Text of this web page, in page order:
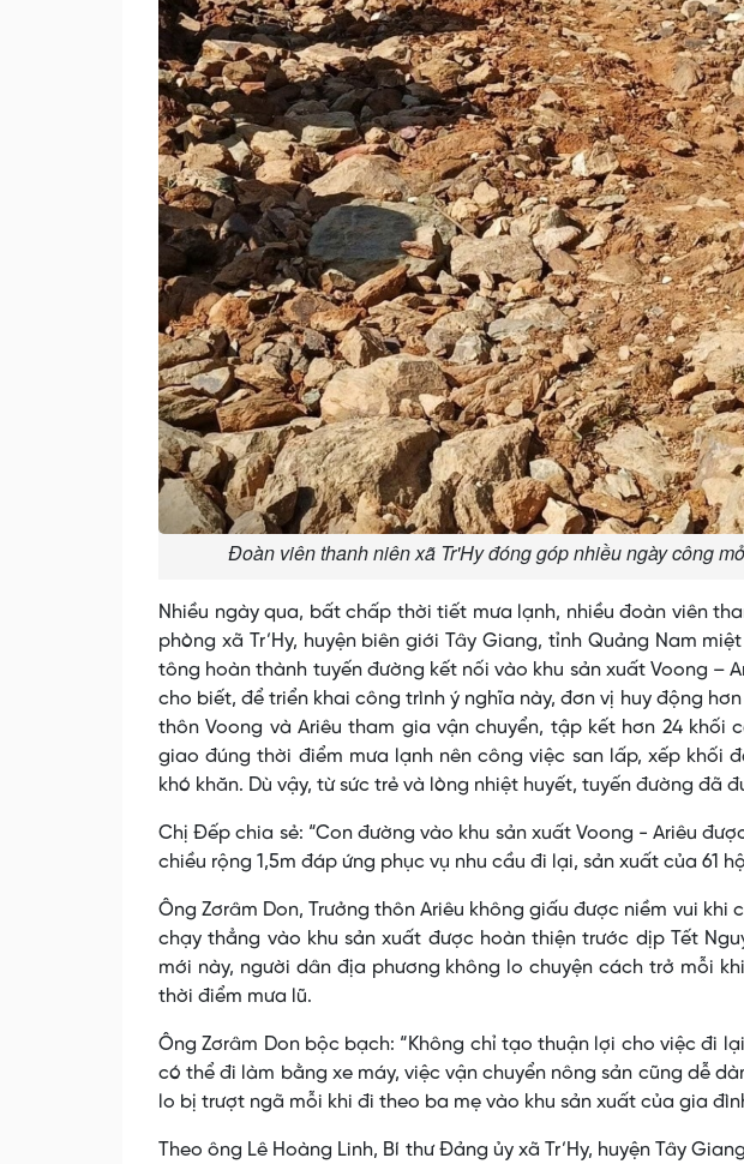
Đoàn viên thanh niên xã Tr'Hy đóng góp nhiều ngày công
Nhiều ngày qua, bất chấp thời tiết mưa lạnh, nhiều đoàn viên
phòng xã Tr’Hy, huyện biên giới Tây Giang, tỉnh Quảng Nam
tông hoàn thành tuyến đường kết nối vào khu sản xuất Voong –
cho biết, để triển khai công trình ý nghĩa này, đơn vị huy động
thôn Voong và Ariêu tham gia vận chuyển, tập kết hơn 24 khối
giao đúng thời điểm mưa lạnh nên công việc san lấp, xếp khối
khó khăn. Dù vậy, từ sức trẻ và lòng nhiệt huyết, tuyến đường đã
Chị Đếp chia sẻ: “Con đường vào khu sản xuất Voong - Ariêu
chiều rộng 1,5m đáp ứng phục vụ nhu cầu đi lại, sản xuất của 61
Ông Zơrâm Don, Trưởng thôn Ariêu không giấu được niềm vui
chạy thẳng vào khu sản xuất được hoàn thiện trước dịp Tết
mới này, người dân địa phương không lo chuyện cách trở mỗi
thời điểm mưa lũ.
Ông Zơrâm Don bộc bạch: “Không chỉ tạo thuận lợi cho việc đi
có thể đi làm bằng xe máy, việc vận chuyển nông sản cũng dễ
lo bị trượt ngã mỗi khi đi theo ba mẹ vào khu sản xuất của gia
Theo ông Lê Hoàng Linh, Bí thư Đảng ủy xã Tr’Hy, huyện Tây